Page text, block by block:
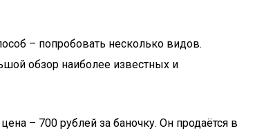
– попробовать несколько видов.
обзор наиболее известных и
– 700 рублей за баночку. Он продаётся в